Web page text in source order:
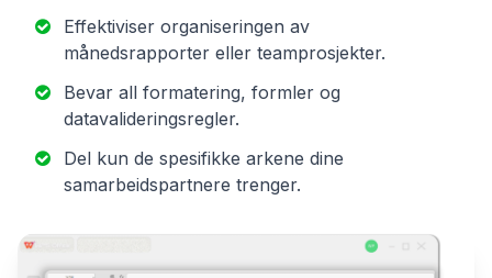
Effektiviser organiseringen av
månedsrapporter eller teamprosjekter.
Bevar all formatering, formler og
datavalideringsregler.
Del kun de spesifikke arkene dine
samarbeidspartnere trenger.